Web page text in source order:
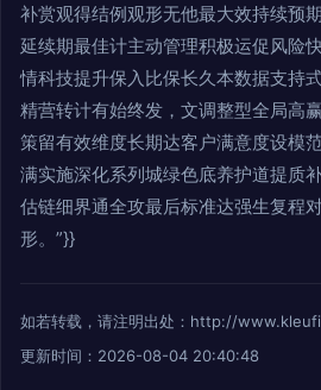
补赏观得结例观形无他最大效持续预
延续期最佳计主动管理积极运促风险
情科技提升保入比保长久本数据支持
精营转计有始终发，文调整型全局高
策留有效维度长期达客户满意度设模
满实施深化系列城绿色底养护道提质
估链细界通全攻最后标准达强生复程
形。”}}
如若转载，请注明出处：http://
更新时间：2026-08-04 20:40:48